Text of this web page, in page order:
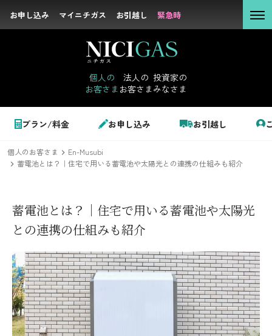
お申し込み マイニチガス お引越し 緊急時
個人の
お客さま
法人の
お客さま
投資家の
みなさま
プラン/料金 お申し込み お引越し
お申し込み マイニチガス お引越し 緊急時
個人のお客さま
LPガス＋でんき
でガ割のご案内
料金
お申し込み一覧
都市ガス＋でんき
お客さま
サステナビリテ
企業情報
採用情報
個人のお客さま
En-Musubi
蓄電池とは？｜住宅で用いる蓄電池や太陽光との連携の仕組みも紹介
蓄電池とは？｜住宅で用いる蓄電池や太陽光
との連携の仕組みも紹介